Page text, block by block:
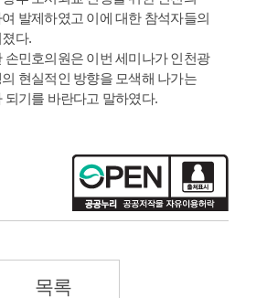
발제하였고 이에 대한 참석자들의
다.
손민호의원은 이번 세미나가 인천광
현실적인 방향을 모색해 나가는
되기를 바란다고 말하였다.
목록